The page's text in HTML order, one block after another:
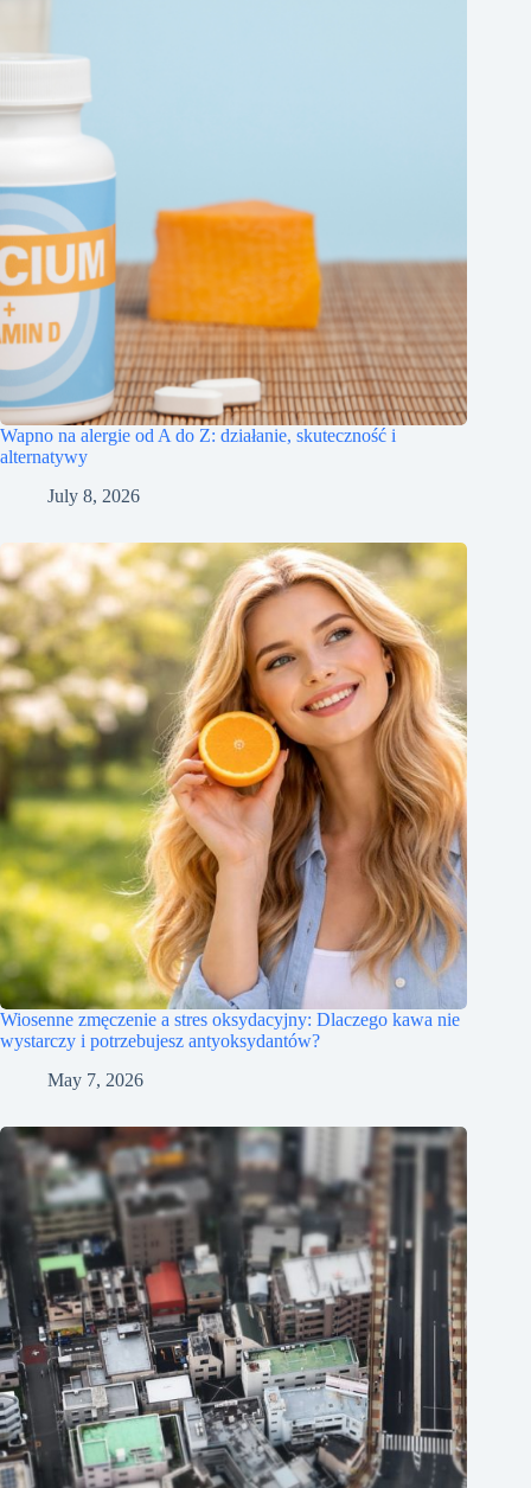
Wapno na alergie od A do Z: działanie, skuteczność i
alternatywy
July 8, 2026
Wiosenne zmęczenie a stres oksydacyjny: Dlaczego kawa nie
wystarczy i potrzebujesz antyoksydantów?
May 7, 2026